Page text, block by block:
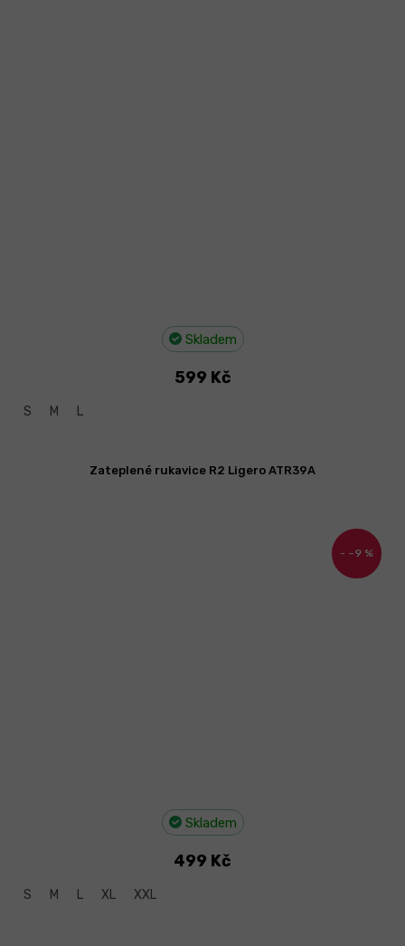
Skladem
599 Kč
S M L
–9 %
Zateplené rukavice R2 Ligero ATR39A
Skladem
499 Kč
S M L XL XXL